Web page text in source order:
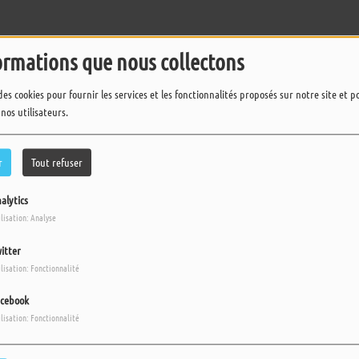
que nous collectons
cookies pour fournir les services et les fonctionnalités proposés sur notre site et
utilisateurs.
Tout refuser
Analyse
Fonctionnalité
Fonctionnalité
12 13